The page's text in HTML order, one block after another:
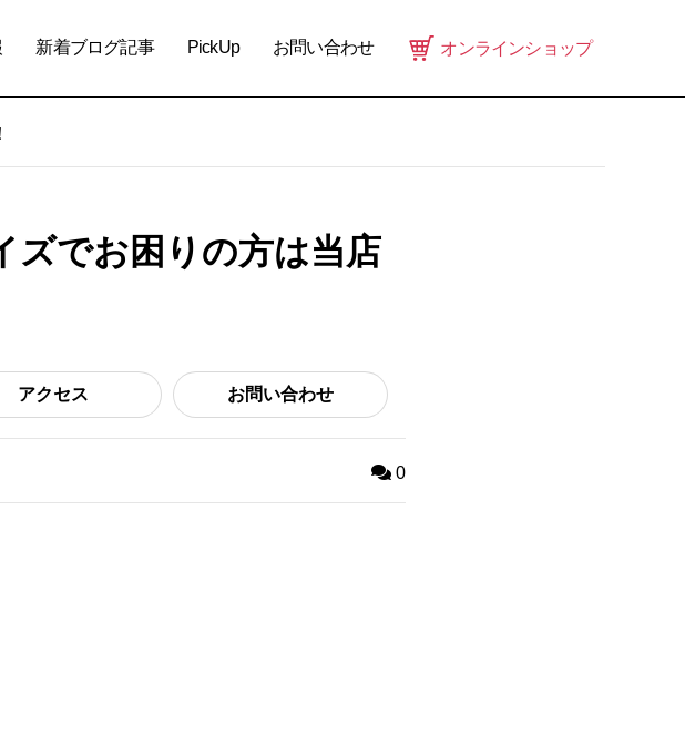
新着ブログ記事 PickUp お問い合わせ オンラインショップ
ズでお困りの方は当店
アクセス お問い合わせ
0